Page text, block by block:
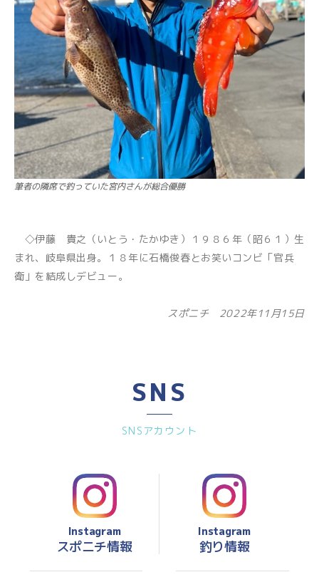
筆者の隣席で釣っていた宮内さんが総合優勝
◇伊藤 貴之（いとう・たかゆき）１９８６年（昭６１）生
まれ、岐阜県出身。１８年に石橋俊春とお笑いコンビ「官兵
衛」を結成しデビュー。
スポニチ 2022年11月15日
SNS
SNSアカウント
Instagram
スポニチ情報
Instagram
釣り情報